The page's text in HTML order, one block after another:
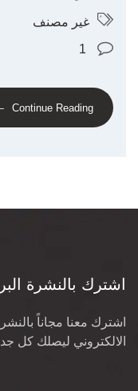
غير مصنف
Continue Reading
اشترك بالنشرة
اشترك معنا مجاناً
الالكتروني ليصلك كل